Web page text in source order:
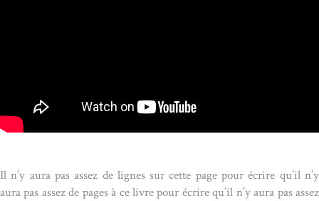
Il n’y aura pas assez de lignes sur cette page pour écrire qu’il n’y
aura pas assez de pages à ce livre pour écrire qu’il n’y aura pas assez